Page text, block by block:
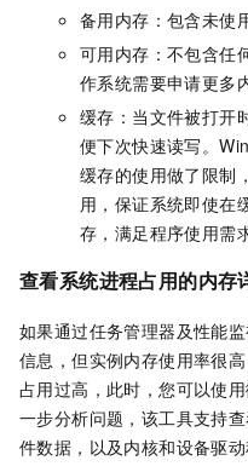
备用内存：包含未使
可用内存：不包含任
作系统需要申请更多
缓存：当文件被打开
便下次快速读写。
缓存的使用做了限制
用，保证系统即使在
存，满足程序使用需求
查看系统进程占用的内存
如果通过任务管理器及性能
信息，但实例内存使用率很
占用过高，此时，您可以使
一步分析问题，该工具支持
件数据，以及内核和设备驱